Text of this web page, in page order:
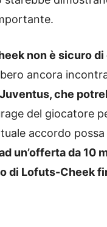
non è sicuro
ancora
che
del giocatore
accordo possa
un’offerta da 10
di Lofuts-Cheek